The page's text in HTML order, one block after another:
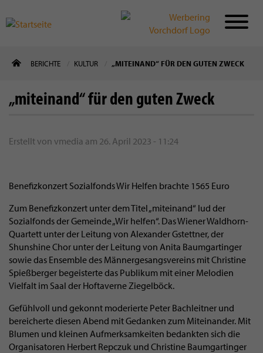
zum
BERICHTE KULTUR „MITEINAND“ FÜR DEN GUTEN ZWECK
„miteinand“ für den guten Zweck
Erstellt von vmedia am 26. April 2023 - 11:24
Benefizkonzert Sozialfonds Wir Helfen brachte 1565 Euro
Zum Benefizkonzert unter dem Titel „miteinand“ lud der
Sozialfonds der Gemeinde „Wir helfen“. Das Wiener Waldhorn-
Quartett unter der Leitung von Alexander Gstettner, der
Shunshine Chor unter der Leitung von Anita Baumgartinger
sowie das Ensemble des Männergesangsvereins mit Christine
Spießberger begeisterte das Publikum mit einer Melodien
Vielfalt im Saal der Hoftaverne Ziegelböck.
Gefühlvoll und gekonnt moderierte Peter Bachleitner und
bereicherte diesen Abend mit Gedanken zum Miteinander. Mit
Blumen und kleinen Aufmerksamkeiten bedankten sich die
Organisatoren Herbert Repczuk und Christine Baumgartinger